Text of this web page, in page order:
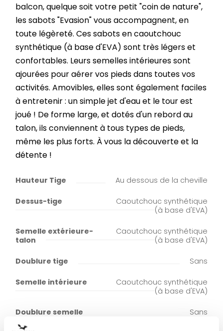
balcon, quelque soit votre petit "coin de nature",
les sabots "Evasion" vous accompagnent, en
toute légèreté. Ces sabots en caoutchouc
synthétique (à base d'EVA) sont très légers et
confortables. Leurs semelles intérieures sont
ajourées pour aérer vos pieds dans toutes vos
activités. Amovibles, elles sont également faciles
à entretenir : un simple jet d'eau et le tour est
joué ! De forme large, et dotés d'un rebord au
talon, ils conviennent à tous types de pieds,
même les plus forts. À vous la découverte et la
détente !
Hauteur Tige Au dessous de la cheville
Dessus-tige
Caoutchouc synthétique
(à base d'EVA)
Semelle extérieure-
talon
Caoutchouc synthétique
(à base d'EVA)
Doublure tige Sans
Semelle intérieure
Caoutchouc synthétique
(à base d'EVA)
Doublure semelle
Sans